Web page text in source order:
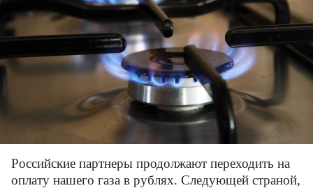
Российские партнеры продолжают переходить на
оплату нашего газа в рублях. Следующей страной,